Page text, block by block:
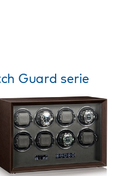
Guard serie